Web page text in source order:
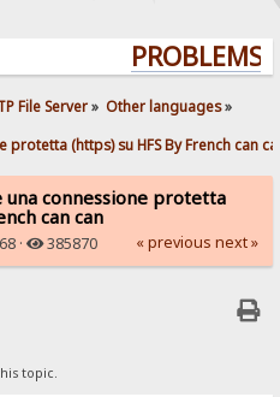
File Server» Other languages»
(https) su HFS By French can
connessione protetta
can can
68 · 385870 « previous next »
topic.